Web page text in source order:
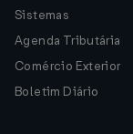
Sistemas
Agenda Tributária
Comércio Exterior
Boletim Diário